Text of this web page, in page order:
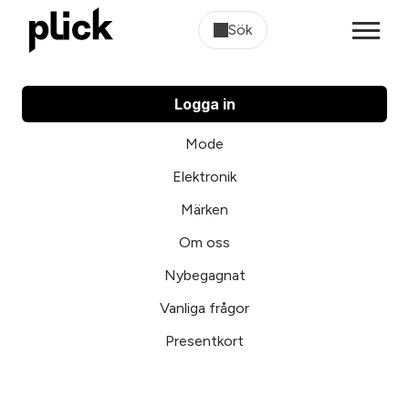
Sök
Logga in
Mode
Elektronik
Märken
Om oss
Nybegagnat
Vanliga frågor
Presentkort